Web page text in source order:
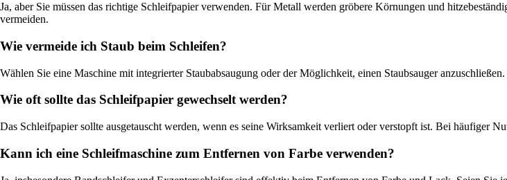
Ja, aber Sie müssen das richtige Schleifpapier verwenden. Für Metall werden gröbere Körnungen und
vermeiden.
Wie vermeide ich Staub beim Schleifen?
Wählen Sie eine Maschine mit integrierter Staubabsaugung oder der Möglichkeit, einen Staubsauger
Wie oft sollte das Schleifpapier gewechselt werden?
Das Schleifpapier sollte ausgetauscht werden, wenn es seine Wirksamkeit verliert oder verstopft ist. Bei häufiger
Kann ich eine Schleifmaschine zum Entfernen von Farbe verwenden?